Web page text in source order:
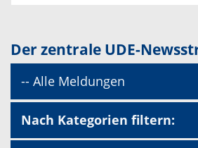
Der zentrale UDE-
-- Alle Meldungen
Nach Kategorien filtern: